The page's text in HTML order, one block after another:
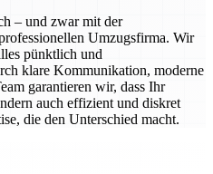
– und zwar mit der
Umzugsfirma. Wir
pünktlich und
klare Kommunikation, moderne
garantieren wir, dass Ihr
auch effizient und diskret
die den Unterschied macht.